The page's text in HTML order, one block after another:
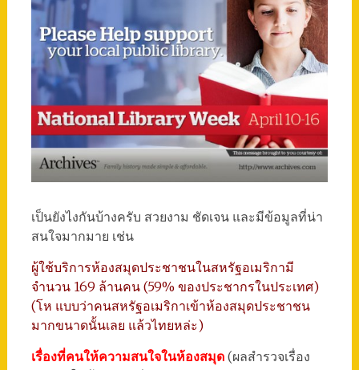
เป็นยังไงกันบ้างครับ สวยงาม ชัดเจน และมีข้อมูลที่น่า
สนใจมากมาย เช่น
ผู้ใช้บริการห้องสมุดประชาชนในสหรัฐอเมริกามี
จำนวน 169 ล้านคน (59% ของประชากรในประเทศ)
(โห แบบว่าคนสหรัฐอเมริกาเข้าห้องสมุดประชาชน
มากขนาดนั้นเลย แล้วไทยหล่ะ)
เรื่องที่คนให้ความสนใจในห้องสมุด(ผลสำรวจเรื่อง